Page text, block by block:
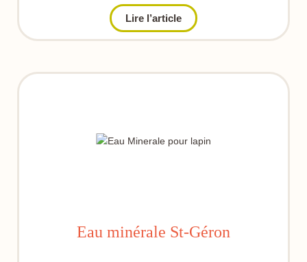
Lire l’article
Eau minérale St-Géron